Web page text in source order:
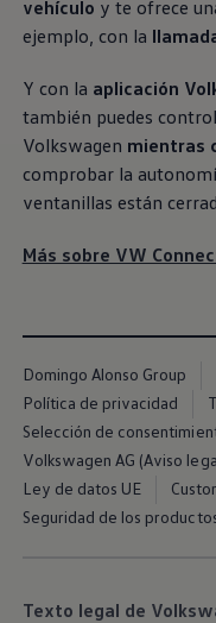
Exclusivo para
Volkswagen
Vehículos
Vehículos
Todo sobre ID.
Carga y
Cómo
Cargador
Plan Auto+ en
Mundo Volkswagen
Volkswagen
Digital
Club
Sala de Prensa
Patrocinios
Blog
vehículo y te ofrece
ejemplo, con la
Y con la aplicación
también puedes
Volkswagen mientras
comprobar la
ventanillas están
Más sobre VW
Domingo Alonso Group
Política de privacidad
Selección de
Volkswagen AG (Aviso
Ley de datos UE
Seguridad de los
Texto legal de